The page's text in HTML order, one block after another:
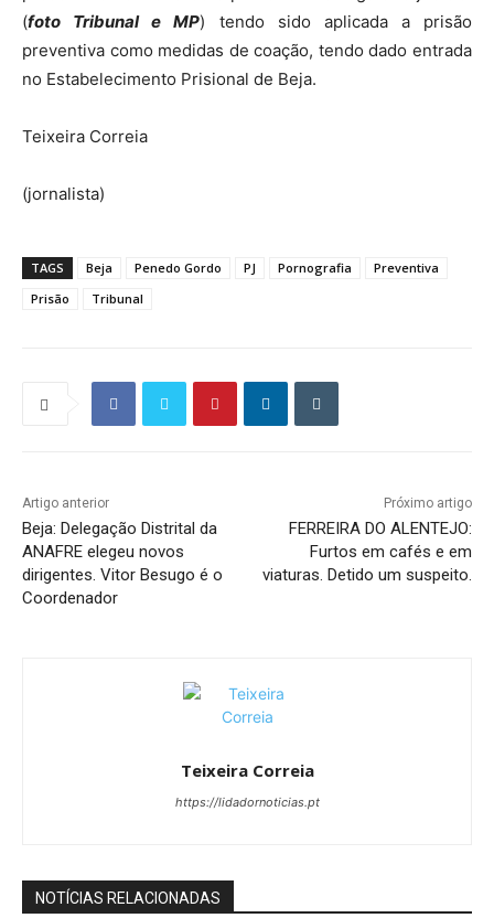
(foto Tribunal e MP) tendo sido aplicada a prisão
preventiva como medidas de coação, tendo dado entrada
no Estabelecimento Prisional de Beja.
Teixeira Correia
(jornalista)
TAGS Beja Penedo Gordo PJ Pornografia
Preventiva
Prisão
Tribunal
Artigo anterior
Beja: Delegação Distrital da
ANAFRE elegeu novos
dirigentes. Vitor Besugo é o
Coordenador
Próximo artigo
FERREIRA DO ALENTEJO:
Furtos em cafés e em
viaturas. Detido um suspeito.
Teixeira Correia
https://lidadornoticias.pt
NOTÍCIAS RELACIONADAS